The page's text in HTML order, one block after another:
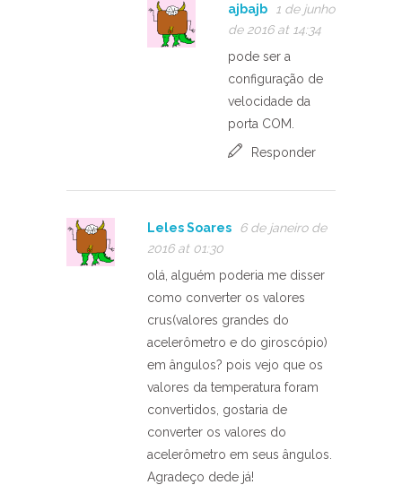
ajbajb
1 de junho
de 2016 at 14:34
pode ser a
configuração de
velocidade da
porta COM.
Responder
Leles Soares
6 de janeiro de
2016 at 01:30
olá, alguém poderia me disser
como converter os valores
crus(valores grandes do
acelerômetro e do giroscópio)
em ângulos? pois vejo que os
valores da temperatura foram
convertidos, gostaria de
converter os valores do
acelerômetro em seus ângulos.
Agradeço dede já!